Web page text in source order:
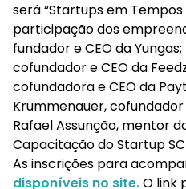
será “Startups em Tempos
participação dos
fundador e CEO da
cofundador e CEO da
cofundadora e CEO da
Krummenauer, cofundador
Rafael Assunção, mentor
Capacitação do Startup
As inscrições para
disponíveis no site.O link